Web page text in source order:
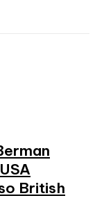
British